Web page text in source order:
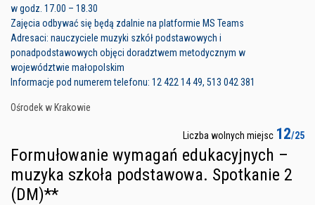
w godz. 17.00 – 18.30
Zajęcia odbywać się będą zdalnie na platformie MS Teams
Adresaci: nauczyciele muzyki szkół podstawowych i
ponadpodstawowych objęci doradztwem metodycznym w
województwie małopolskim
Informacje pod numerem telefonu: 12 422 14 49, 513 042 381
Ośrodek w Krakowie
Liczba wolnych miejsc 12/25
Formułowanie wymagań edukacyjnych –
muzyka szkoła podstawowa. Spotkanie 2
(DM)**